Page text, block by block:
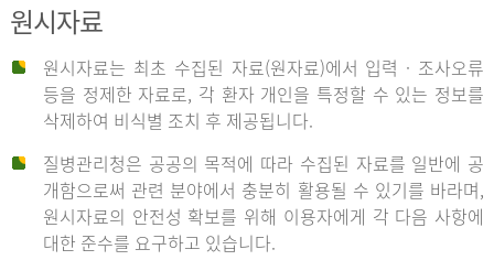
원시자료
원시자료는 최초 수집된 자료(원자료)에서 입력 · 조사오류
등을 정제한 자료로, 각 환자 개인을 특정할 수 있는 정보를
삭제하여 비식별 조치 후 제공됩니다.
질병관리청은 공공의 목적에 따라 수집된 자료를 일반에 공
개함으로써 관련 분야에서 충분히 활용될 수 있기를 바라며,
원시자료의 안전성 확보를 위해 이용자에게 각 다음 사항에
대한 준수를 요구하고 있습니다.